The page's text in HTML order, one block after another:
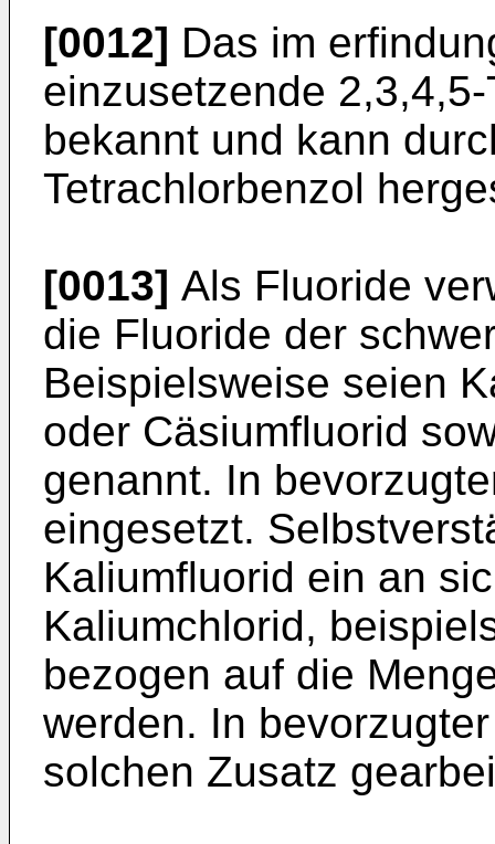
[0012] Das im
einzusetzende
bekannt und kann
Tetrachlorbenzol
[0013] Als Fluoride
die Fluoride der
Beispielsweise seien
oder Cäsiumfluorid
genannt. In
eingesetzt.
Kaliumfluorid ein an
Kaliumchlorid,
bezogen auf die
werden. In
solchen Zusatz